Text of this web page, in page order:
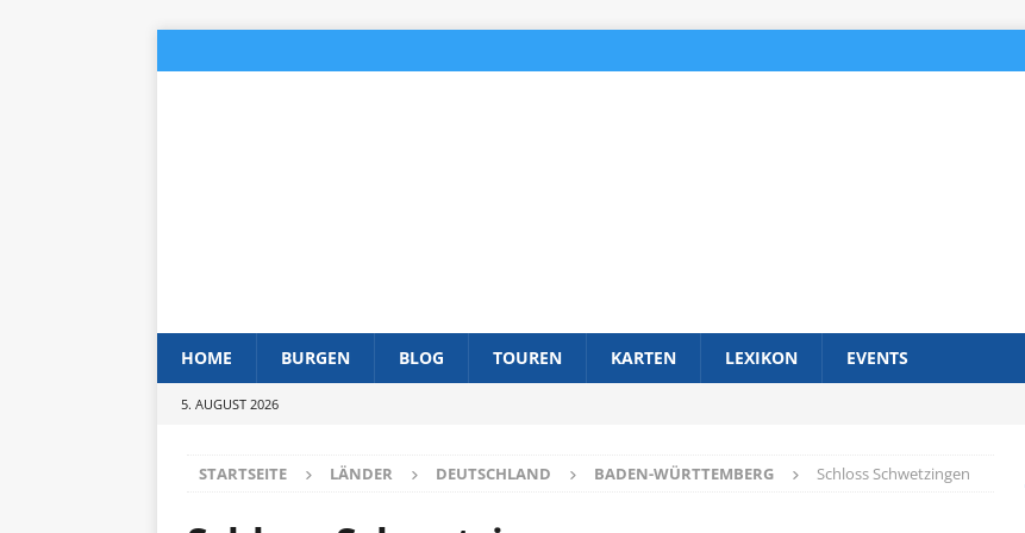
HOME BURGEN BLOG TOUREN KARTEN LEXIKON EVENTS
5. AUGUST 2026
STARTSEITE LÄNDER DEUTSCHLAND BADEN-WÜRTTEMBERG Schloss Schwetzingen